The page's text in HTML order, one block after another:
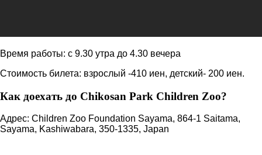
Время работы: с 9.30 утра до 4.30 вечера
Стоимость билета: взрослый -410 иен, детский- 200 иен.
Как доехать до Chikosan Park Children Zoo?
Адрес: Children Zoo Foundation Sayama, 864-1 Saitama,
Sayama, Kashiwabara, 350-1335, Japan